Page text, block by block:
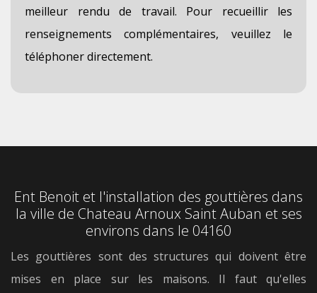
meilleur rendu de travail. Pour recueillir les
renseignements complémentaires, veuillez le
téléphoner directement.
Ent Benoit et l'installation des gouttières dans
la ville de Chateau Arnoux Saint Auban et ses
environs dans le 04160
Les gouttières sont des structures qui doivent être
mises en place sur les maisons. Il faut qu'elles